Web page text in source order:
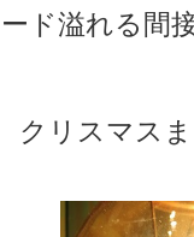
ド溢れる間
クリスマス